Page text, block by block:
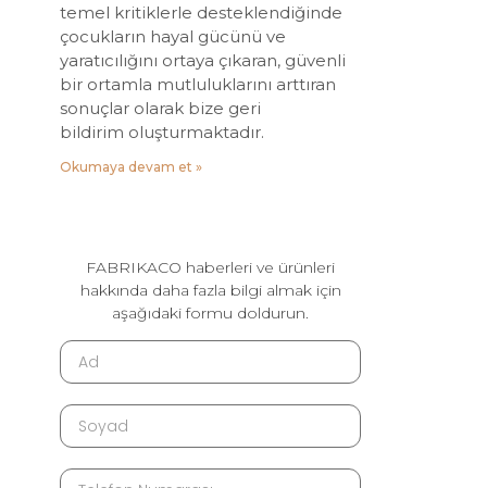
temel kritiklerle desteklendiğinde
çocukların hayal gücünü ve
yaratıcılığını ortaya çıkaran, güvenli
bir ortamla mutluluklarını arttıran
sonuçlar olarak bize geri
bildirim oluşturmaktadır.
Okumaya devam et »
FABRIKACO haberleri ve ürünleri
hakkında daha fazla bilgi almak için
aşağıdaki formu doldurun.